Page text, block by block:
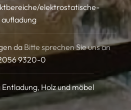
elektrostatische-
aufladung
daBitte sprechen Sie uns an
9320-0
Entladung Holz und möbel